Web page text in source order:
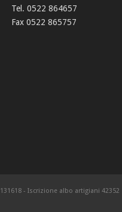
Tel. 0522 864657
Fax 0522 865757
131618 - Iscrizione albo artigiani 42352